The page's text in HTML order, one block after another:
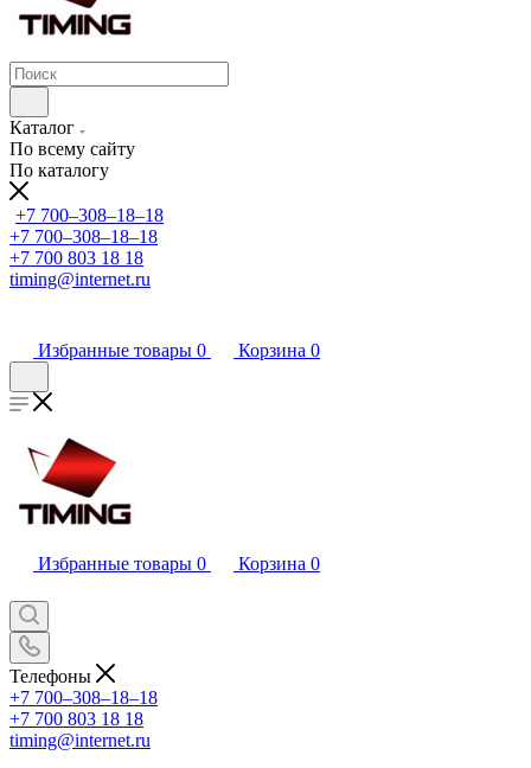
Каталог
По всему сайту
По каталогу
+7 700‒308‒18‒18
+7 700‒308‒18‒18
+7 700 803 18 18
timing@internet.ru
Избранные товары 0 Корзина 0
Избранные товары 0 Корзина 0
Телефоны
+7 700‒308‒18‒18
+7 700 803 18 18
timing@internet.ru